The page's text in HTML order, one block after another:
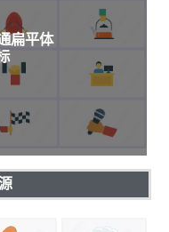
扁平体